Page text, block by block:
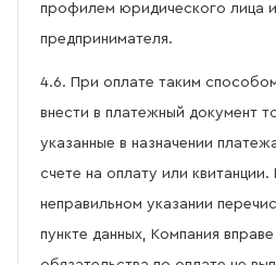
профилем юридического лица
предпринимателя.
4.6. При оплате таким
внести в платежный документ
указанные в назначении
счете на оплату или
неправильном указании
пункте данных, Компания